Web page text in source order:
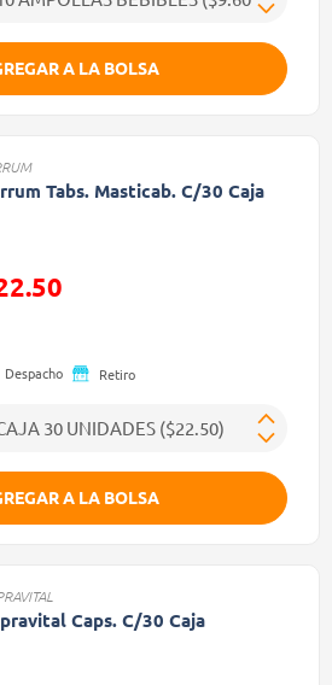
A LA BOLSA
Tabs. Masticab. C/30 Caja
reducido de
Despacho Retiro
A LA BOLSA
Caps. C/30 Caja